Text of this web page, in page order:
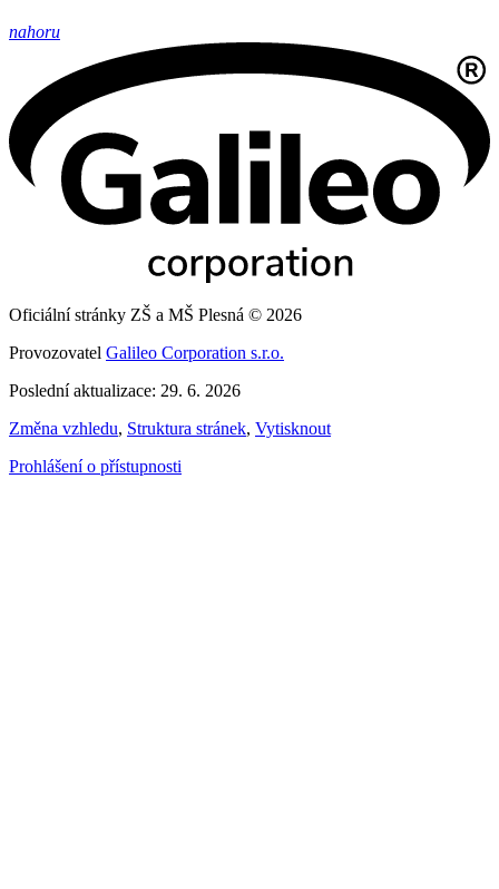
nahoru
Oficiální stránky ZŠ a MŠ Plesná © 2026
Provozovatel Galileo Corporation s.r.o.
Poslední aktualizace: 29. 6. 2026
Změna vzhledu, Struktura stránek, Vytisknout
Prohlášení o přístupnosti